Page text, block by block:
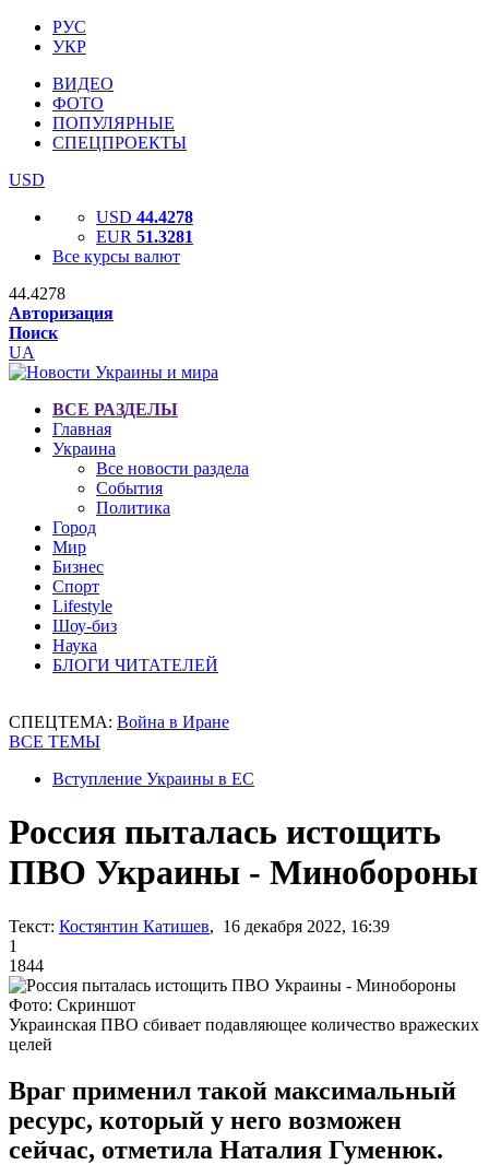
РУС
УКР
ВИДЕО
ФОТО
ПОПУЛЯРНЫЕ
СПЕЦПРОЕКТЫ
USD
USD 44.4278
EUR 51.3281
Все курсы валют
44.4278
Авторизация
Поиск
UA
ВСЕ РАЗДЕЛЫ
Главная
Украина
Все новости раздела
События
Политика
Город
Мир
Бизнес
Спорт
Lifestyle
Шоу-биз
Наука
БЛОГИ ЧИТАТЕЛЕЙ
СПЕЦТЕМА: Война в Иране
ВСЕ ТЕМЫ
Вступление Украины в ЕС
Россия пыталась истощить
ПВО Украины - Минобороны
Текст: Костянтин Катишев, 16 декабря 2022, 16:39
1
1844
Фото: Скриншот
Украинская ПВО сбивает подавляющее количество вражеских
целей
Враг применил такой максимальный
ресурс, который у него возможен
сейчас, отметила Наталия Гуменюк.